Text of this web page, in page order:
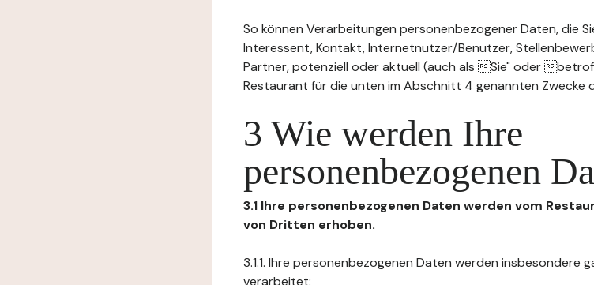
So können Verarbeitungen personenbezogener Daten, die
Interessent, Kontakt, Internetnutzer/Benutzer,
Partner, potenziell oder aktuell (auch als Sie" oder
Restaurant für die unten im Abschnitt 4 genannten Zwecke
3 Wie werden Ihre
personenbezogenen
3.1 Ihre personenbezogenen Daten werden vom
von Dritten erhoben.
3.1.1. Ihre personenbezogenen Daten werden insbesondere
verarbeitet: